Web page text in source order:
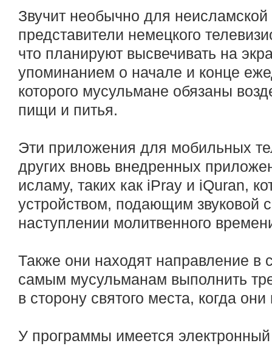
Звучит необычно для
представители немецкого
что планируют высвечивать на
упоминанием о начале и конце
которого мусульмане обязаны
пищи и питья.
Эти приложения для мобильных
других вновь внедренных
исламу, таких как iPray и iQuran,
устройством, подающим звуковой
наступлении молитвенного
Также они находят направление в
самым мусульманам выполнить
в сторону святого места, когда
У программы имеется электронный